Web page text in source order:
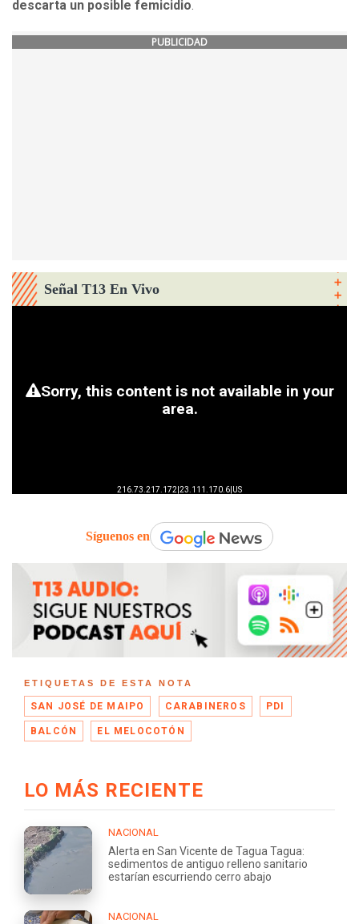
descarta un posible femicidio.
PUBLICIDAD
Señal T13 En Vivo
Síguenos en
ETIQUETAS DE ESTA NOTA
SAN JOSÉ DE MAIPO CARABINEROS PDI
BALCÓN EL MELOCOTÓN
LO MÁS RECIENTE
NACIONAL
Alerta en San Vicente de Tagua Tagua:
sedimentos de antiguo relleno sanitario
estarían escurriendo cerro abajo
NACIONAL